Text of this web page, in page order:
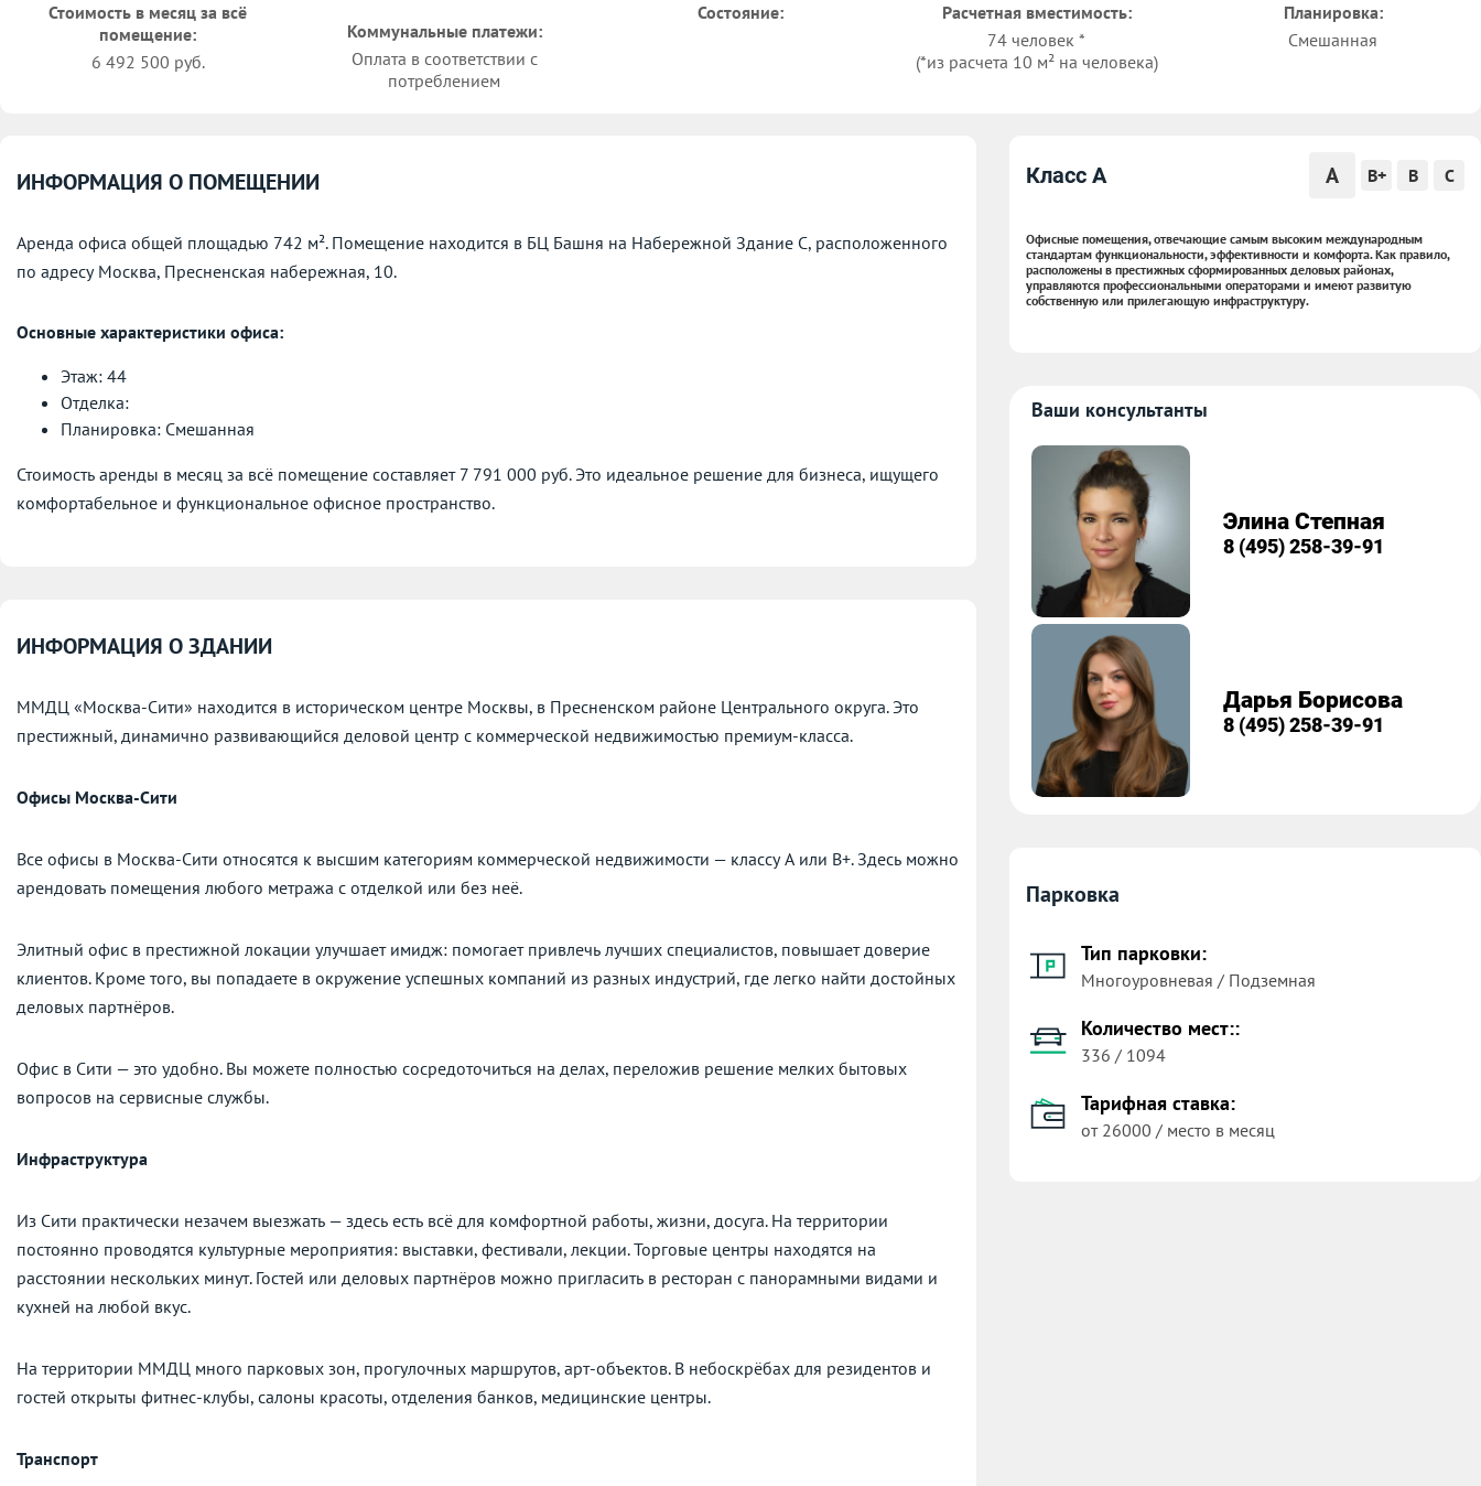
Стоимость в месяц за всё
помещение:
6 492 500 руб.
Коммунальные платежи:
Оплата в соответствии с
потреблением
Состояние:
Расчетная вместимость:
74 человек *
(*из расчета 10 м² на человека)
Планировка:
Смешанная
ИНФОРМАЦИЯ О ПОМЕЩЕНИИ
Аренда офиса общей площадью 742 м². Помещение находится в БЦ Башня на Набережной Здание С, расположенного
по адресу Москва, Пресненская набережная, 10.
Основные характеристики офиса:
Этаж: 44
Отделка:
Планировка: Смешанная
Стоимость аренды в месяц за всё помещение составляет 7 791 000 руб. Это идеальное решение для бизнеса, ищущего
комфортабельное и функциональное офисное пространство.
ИНФОРМАЦИЯ О ЗДАНИИ
ММДЦ «Москва-Сити» находится в историческом центре Москвы, в Пресненском районе Центрального округа. Это
престижный, динамично развивающийся деловой центр с коммерческой недвижимостью премиум-класса.
Офисы Москва-Сити
Все офисы в Москва-Сити относятся к высшим категориям коммерческой недвижимости — классу А или В+. Здесь можно
арендовать помещения любого метража с отделкой или без неё.
Элитный офис в престижной локации улучшает имидж: помогает привлечь лучших специалистов, повышает доверие
клиентов. Кроме того, вы попадаете в окружение успешных компаний из разных индустрий, где легко найти достойных
деловых партнёров.
Офис в Сити — это удобно. Вы можете полностью сосредоточиться на делах, переложив решение мелких бытовых
вопросов на сервисные службы.
Инфраструктура
Из Сити практически незачем выезжать — здесь есть всё для комфортной работы, жизни, досуга. На территории
постоянно проводятся культурные мероприятия: выставки, фестивали, лекции. Торговые центры находятся на
расстоянии нескольких минут. Гостей или деловых партнёров можно пригласить в ресторан с панорамными видами и
кухней на любой вкус.
На территории ММДЦ много парковых зон, прогулочных маршрутов, арт-объектов. В небоскрёбах для резидентов и
гостей открыты фитнес-клубы, салоны красоты, отделения банков, медицинские центры.
Транспорт
Класс A A B+ B C
Офисные помещения, отвечающие самым высоким международным
стандартам функциональности, эффективности и комфорта. Как правило,
расположены в престижных сформированных деловых районах,
управляются профессиональными операторами и имеют развитую
собственную или прилегающую инфраструктуру.
Ваши консультанты
Элина Степная
8 (495) 258-39-91
Дарья Борисова
8 (495) 258-39-91
Парковка
Тип парковки:
Многоуровневая / Подземная
Количество мест::
336 / 1094
Тарифная ставка:
от 26000 / место в месяц